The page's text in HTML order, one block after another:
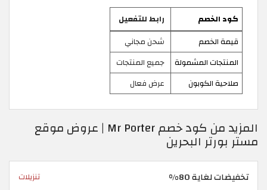
كود الخصم
رابط للتفعيل
قيمة الخصم
شحن مجاني
المنتجات المشمولة
جميع المنتجات
صلاحية الكوبون
عرض فعال
المزيد من كود خصم Mr Porter | عروض موقع
مستر بورتر البحرين
تخفيضات لغاية 80% تنزيلات